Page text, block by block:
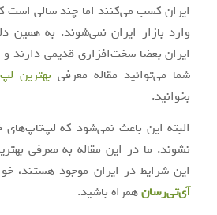
ایران کسب می‌کنند اما چند سالی است
وارد بازار ایران نمی‌شوند. به همین
ایران بعضا سخت‌افزاری قدیمی دارند
شما می‌توانید مقاله معرفی بهترین
بخوانید.
البته این باعث نمی‌شود که لپ‌تاپ‌های
نشوند. ما در این مقاله به معرفی
این شرایط در ایران موجود هستند،
آی‌تی‌رسانهمراه باشید.